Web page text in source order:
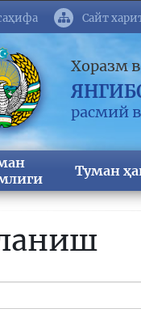
Сайт
Хоразм
расмий
Туман